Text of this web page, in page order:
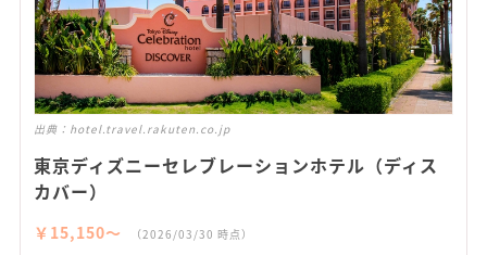
出典： hotel.travel.rakuten.co.jp
東京ディズニーセレブレーションホテル（ディス
カバー）
￥15,150〜 （2026/03/30 時点）